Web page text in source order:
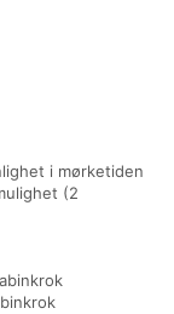
i mørketiden
(2